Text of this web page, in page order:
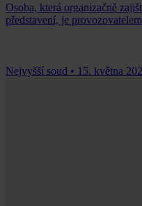
Osoba, která organizačně
představení, je
Nejvyšší soud • 15. května